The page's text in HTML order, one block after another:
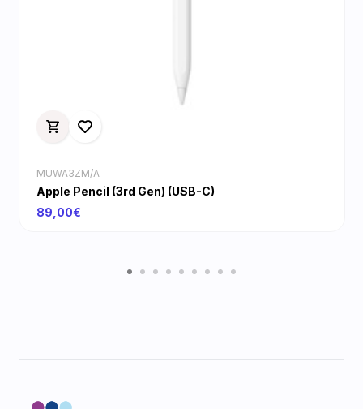
MUWA3ZM/A
Apple Pencil (3rd Gen) (USB-C)
89,00€